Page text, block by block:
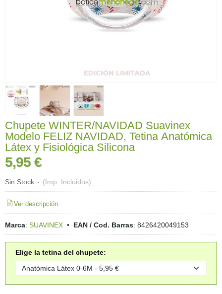
Chupete WINTER/NAVIDAD Suavinex
Modelo FELIZ NAVIDAD, Tetina Anatómica
Látex y Fisiológica Silicona
5,95 €
Sin Stock - (Imp. Incluidos)
Ver descripción
Marca: SUAVINEX • EAN / Cod. Barras: 8426420049153
Elige la tetina del chupete: